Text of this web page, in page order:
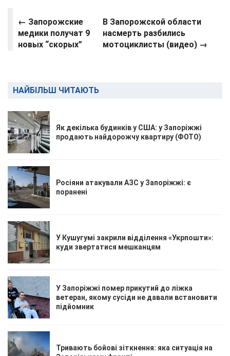
← Запорожские
медики получат 9
новых “скорых”
В Запорожской области
насмерть разбились
мотоциклисты (видео) →
НАЙБІЛЬШ ЧИТАЮТЬ
Як декілька будинків у США: у Запоріжжі
продають найдорожчу квартиру (ФОТО)
Росіяни атакували АЗС у Запоріжжі: є
поранені
У Кушугумі закрили відділення «Укрпошти»:
куди звертатися мешканцям
У Запоріжжі помер прикутий до ліжка
ветеран, якому сусіди не давали встановити
підйомник
Тривають бойові зіткнення: яка ситуація на